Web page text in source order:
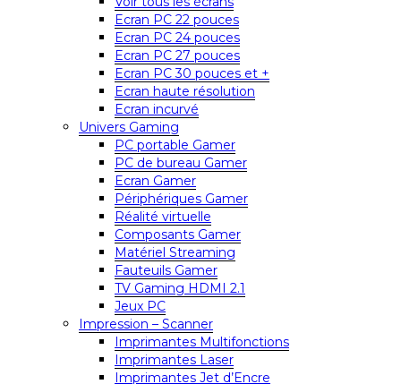
Ecran PC 22 pouces
Ecran PC 24 pouces
Ecran PC 27 pouces
Ecran PC 30 pouces et +
Ecran haute résolution
Ecran incurvé
Univers Gaming
PC portable Gamer
PC de bureau Gamer
Ecran Gamer
Périphériques Gamer
Réalité virtuelle
Composants Gamer
Matériel Streaming
Fauteuils Gamer
TV Gaming HDMI 2.1
Jeux PC
Impression – Scanner
Imprimantes Multifonctions
Imprimantes Laser
Imprimantes Jet d’Encre